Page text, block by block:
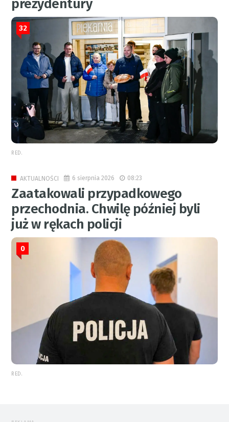
prezydentury
32
RED.
AKTUALNOŚCI 6 sierpnia 2026 08:23
Zaatakowali przypadkowego
przechodnia. Chwilę później byli
już w rękach policji
0
RED.